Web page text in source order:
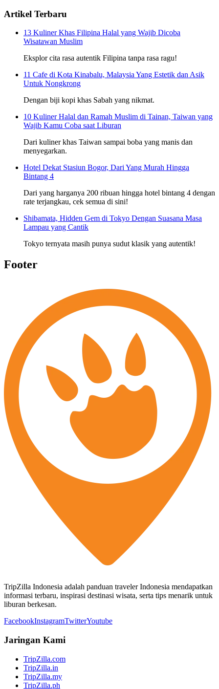
Artikel Terbaru
13 Kuliner Khas Filipina Halal yang Wajib Dicoba
Wisatawan Muslim
Eksplor cita rasa autentik Filipina tanpa rasa ragu!
11 Cafe di Kota Kinabalu, Malaysia Yang Estetik dan Asik
Untuk Nongkrong
Dengan biji kopi khas Sabah yang nikmat.
10 Kuliner Halal dan Ramah Muslim di Tainan, Taiwan yang
Wajib Kamu Coba saat Liburan
Dari kuliner khas Taiwan sampai boba yang manis dan
menyegarkan.
Hotel Dekat Stasiun Bogor, Dari Yang Murah Hingga
Bintang 4
Dari yang harganya 200 ribuan hingga hotel bintang 4 dengan
rate terjangkau, cek semua di sini!
Shibamata, Hidden Gem di Tokyo Dengan Suasana Masa
Lampau yang Cantik
Tokyo ternyata masih punya sudut klasik yang autentik!
Footer
TripZilla Indonesia adalah panduan traveler Indonesia mendapatkan
informasi terbaru, inspirasi destinasi wisata, serta tips menarik untuk
liburan berkesan.
FacebookInstagramTwitterYoutube
Jaringan Kami
TripZilla.com
TripZilla.in
TripZilla.my
TripZilla.ph